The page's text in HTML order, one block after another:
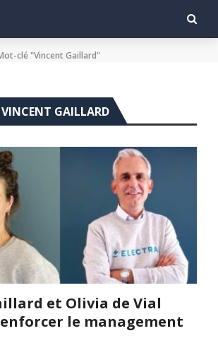
clé "Vincent Gaillard"
VINCENT GAILLARD
et Olivia de Vial
le management